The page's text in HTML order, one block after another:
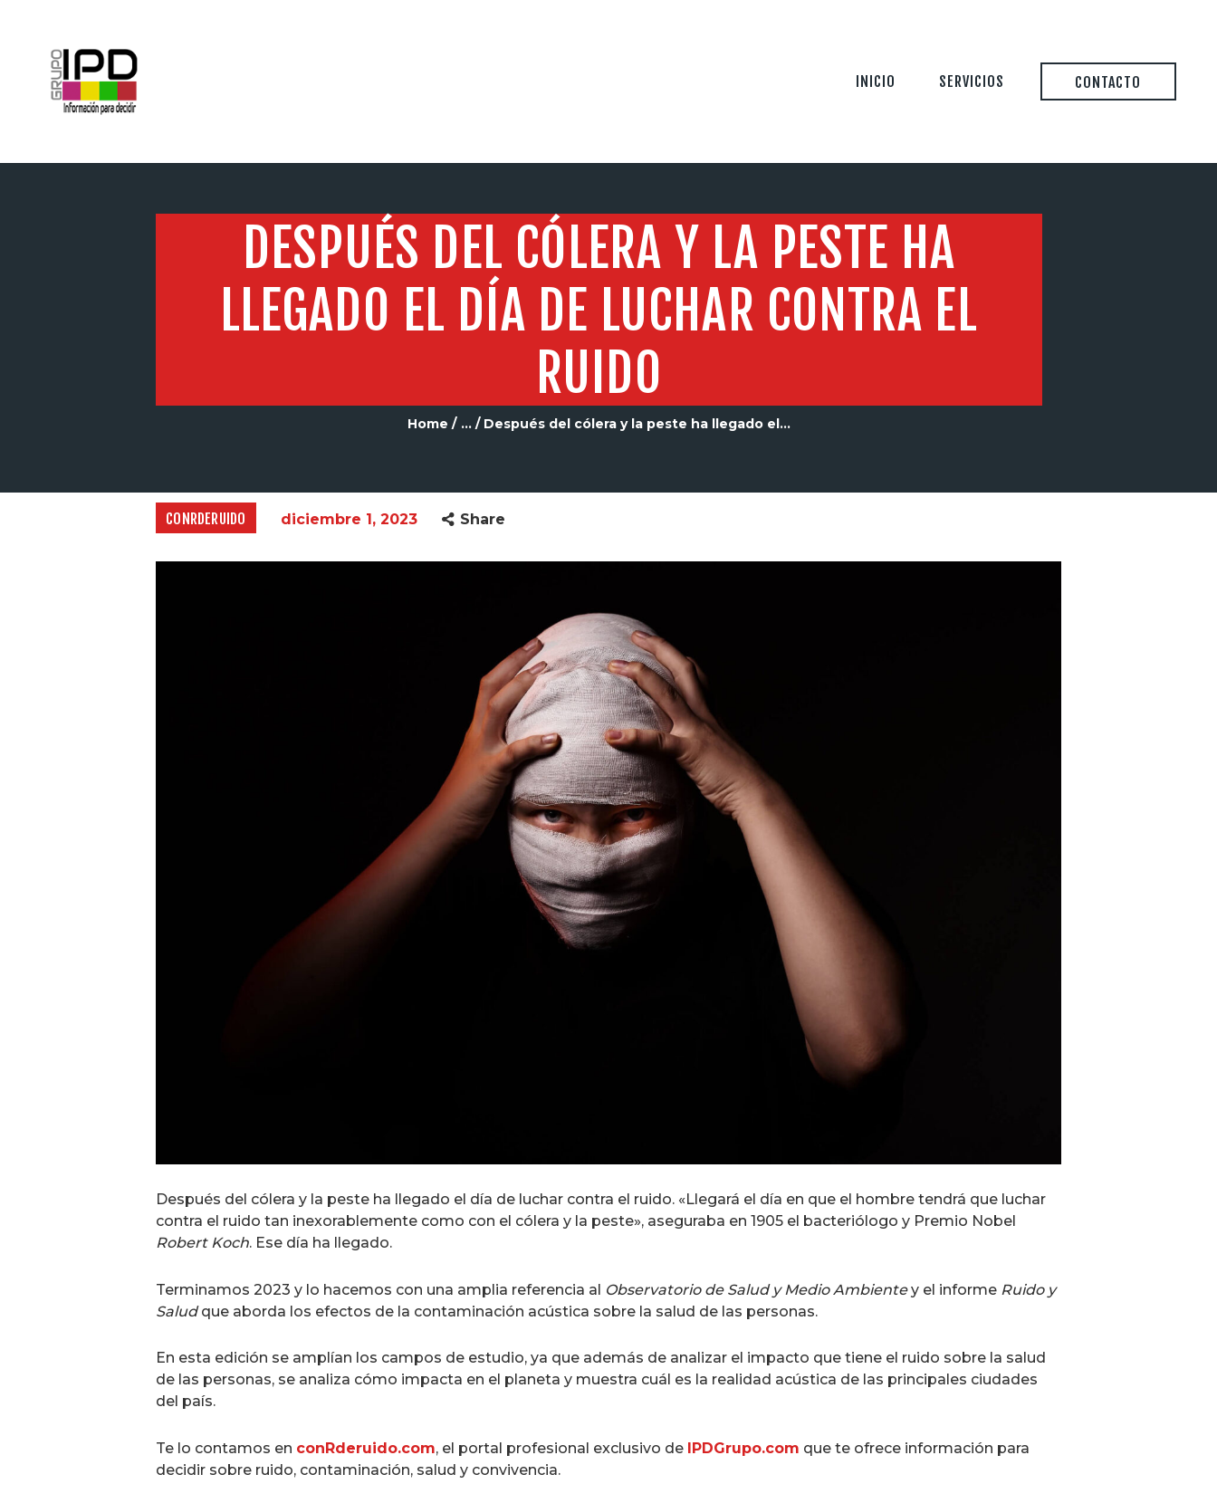
INICIO SERVICIOS CONTACTO
DESPUÉS DEL CÓLERA Y LA PESTE HA
LLEGADO EL DÍA DE LUCHAR CONTRA EL
RUIDO
Home ... Después del cólera y la peste ha llegado el...
CONRDERUIDO diciembre 1, 2023 Share
Después del cólera y la peste ha llegado el día de luchar contra el ruido. «Llegará el día en que el hombre tendrá que luchar
contra el ruido tan inexorablemente como con el cólera y la peste», aseguraba en 1905 el bacteriólogo y Premio Nobel
Robert Koch. Ese día ha llegado.
Terminamos 2023 y lo hacemos con una amplia referencia al Observatorio de Salud y Medio Ambientey el informe Ruido y
Saludque aborda los efectos de la contaminación acústica sobre la salud de las personas.
En esta edición se amplían los campos de estudio, ya que además de analizar el impacto que tiene el ruido sobre la salud
de las personas, se analiza cómo impacta en el planeta y muestra cuál es la realidad acústica de las principales ciudades
del país.
Te lo contamos en conRderuido.com, el portal profesional exclusivo de IPDGrupo.com que te ofrece información para
decidir sobre ruido, contaminación, salud y convivencia.